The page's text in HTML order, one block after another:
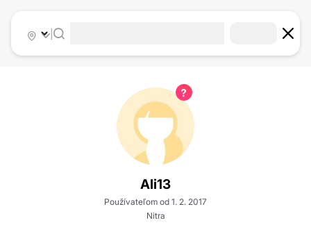
|
Ali13
Používateľom od 1. 2. 2017
Nitra